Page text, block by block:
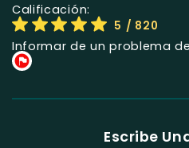
Calificación:
5 / 820
Informar de un problema
Escribe